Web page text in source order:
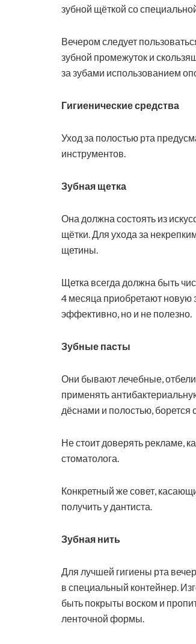
зубной щёткой со
Вечером следует
зубной промежуток и
за зубами использованием
Гигиенические средства
Уход за полостью рта
инструментов.
Зубная щетка
Она должна состоять из
щётки. Для ухода за
щетины.
Щетка всегда должна быть
4 месяца приобретают новую
эффективно, но и не полезно.
Зубные пасты
Они бывают лечебные,
применять
дёснами и полостью,
Не стоит доверять рекламе,
стоматолога.
Конкретный же совет,
получить у дантиста.
Зубная нить
Для лучшей гигиены рта
в специальный контейнер.
быть покрыты воском и
ленточной формы.